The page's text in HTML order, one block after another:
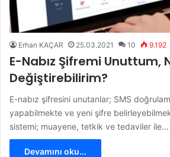
Erhan KAÇAR 25.03.2021 10 9.192
E-Nabız Şifremi Unuttum,
Değiştirebilirim?
E-nabız şifresini unutanlar; SMS
yapabilmekte ve yeni şifre
sistemi; muayene, tetkik ve tedaviler ile…
Devamını oku...